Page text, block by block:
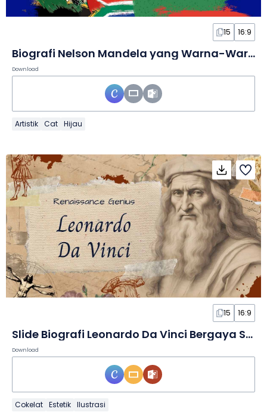
15 16:9
Biografi Nelson Mandela yang Warna-Warni dalam Slide
Download
Artistik Cat Hijau
15 16:9
Slide Biografi Leonardo Da Vinci Bergaya Scrapbook Vintage
Download
Cokelat Estetik Ilustrasi